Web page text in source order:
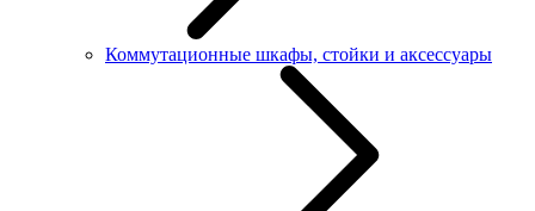
Коммутационные шкафы, стойки и аксессуары